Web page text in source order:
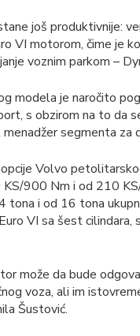
još produktivnije:
VI motorom, čime je
voznim parkom –
modela je naročito
s obzirom na to da
segmenta za
Volvo
900 Nm i od 210
tona i od 16 tona
VI sa šest
može da bude
voza, ali im
Šustović.